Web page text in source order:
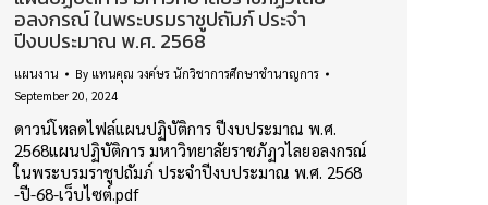
อลงกรณ์ ในพระบรมราชูปถัมภ์ ประจำ
ปีงบประมาณ พ.ศ. 2568
แผนงาน By แทนคุณ วงค์ษร นักวิชาการศึกษาชำนาญการ
September 20, 2024
ดาวน์โหลดไฟล์แผนปฏิบัติการ ปีงบประมาณ พ.ศ.
2568แผนปฏิบัติการ มหาวิทยาลัยราชภัฏวไลยอลงกรณ์
ในพระบรมราชูปถัมภ์ ประจำปีงบประมาณ พ.ศ. 2568
-ปี-68-เว็บไซต์.pdf